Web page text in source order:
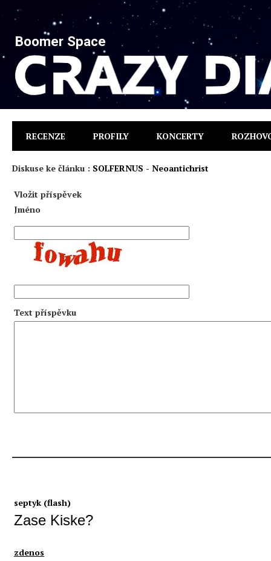
Boomer Space
RECENZE PROFILY KONCERTY
Diskuse ke článku : SOLFERNUS - Neoantichrist
Vložit příspěvek
Jméno
Text příspěvku
septyk (flash)
Zase Kiske?
zdenos